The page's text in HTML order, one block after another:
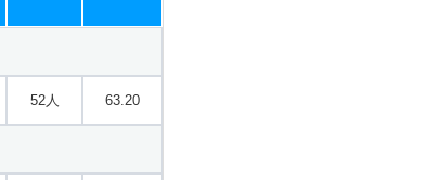
52人 63.20